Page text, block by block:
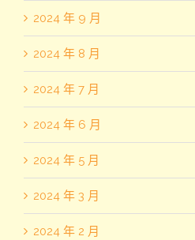
2024 年 9 月
2024 年 8 月
2024 年 7 月
2024 年 6 月
2024 年 5 月
2024 年 3 月
2024 年 2 月